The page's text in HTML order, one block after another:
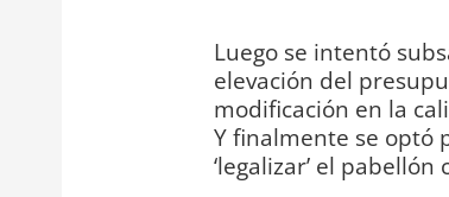
Luego se intentó
elevación del
modificación en la
Y finalmente se optó
‘legalizar’ el